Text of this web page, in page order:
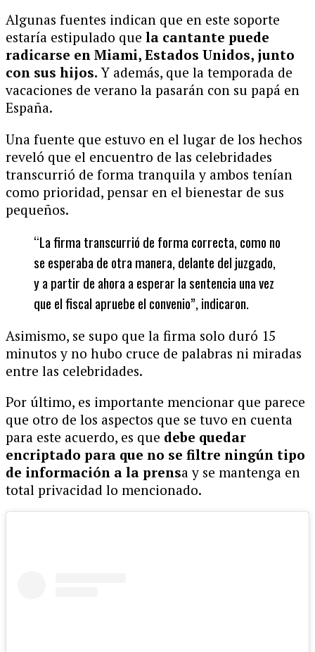
Algunas fuentes indican que en este soporte
estaría estipulado que la cantante puede
radicarse en Miami, Estados Unidos, junto
con sus hijos. Y además, que la temporada de
vacaciones de verano la pasarán con su papá en
España.
Una fuente que estuvo en el lugar de los hechos
reveló que el encuentro de las celebridades
transcurrió de forma tranquila y ambos tenían
como prioridad, pensar en el bienestar de sus
pequeños.
“La firma transcurrió de forma correcta, como no
se esperaba de otra manera, delante del juzgado,
y a partir de ahora a esperar la sentencia una vez
que el fiscal apruebe el convenio”, indicaron.
Asimismo, se supo que la firma solo duró 15
minutos y no hubo cruce de palabras ni miradas
entre las celebridades.
Por último, es importante mencionar que parece
que otro de los aspectos que se tuvo en cuenta
para este acuerdo, es que debe quedar
encriptado para que no se filtre ningún tipo
de información a la prensa y se mantenga en
total privacidad lo mencionado.